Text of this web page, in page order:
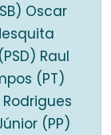
Oscar
Raul
(PT)
(PP)